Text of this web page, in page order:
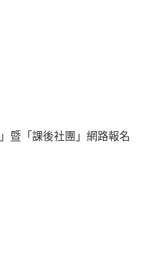
暨「課後社團」網路報名